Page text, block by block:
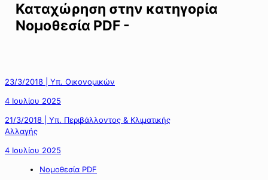
Καταχώρηση στην κατηγορία
Νομοθεσία PDF -
23/3/2018 | Υπ. Οικονομικών
4 Ιουλίου 2025
21/3/2018 | Υπ. Περιβάλλοντος & Κλιματικής
Αλλαγής
4 Ιουλίου 2025
Νομοθεσία PDF